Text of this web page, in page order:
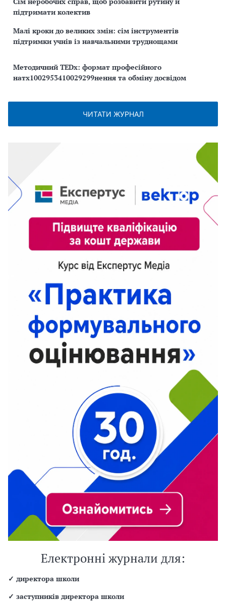
підтримати колектив
Малі кроки до великих змін: сім інструментів
підтримки учнів із навчальними труднощами
Методичний TEDx: формат професійного
натх1002953410029299нення та обміну досвідом
ЧИТАТИ ЖУРНАЛ
Електронні журнали для:
✓ директора школи
✓ заступників директора школи